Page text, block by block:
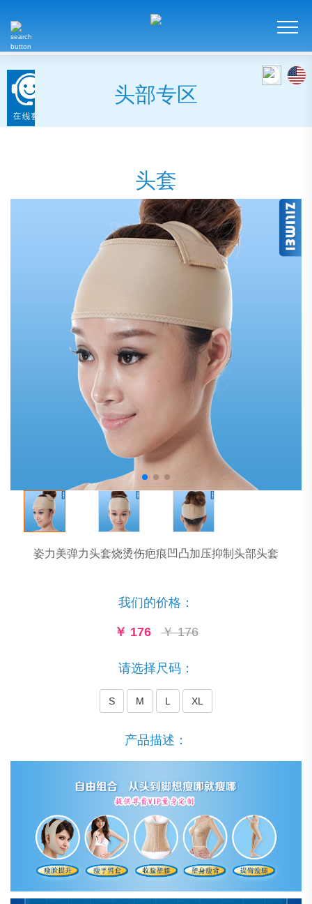
头部专区
头套
姿力美弹力头套烧烫伤疤痕凹凸加压抑制头部头套
我们的价格：
￥ 176 ￥ 176
请选择尺码：
S M L XL
产品描述：